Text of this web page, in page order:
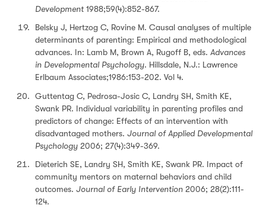
Development 1988;59(4):852-867.
Belsky J, Hertzog C, Rovine M. Causal analyses of multiple
determinants of parenting: Empirical and methodological
advances. In: Lamb M, Brown A, Rugoff B, eds. Advances
in Developmental Psychology. Hillsdale, N.J.: Lawrence
Erlbaum Associates;1986:153-202. Vol 4.
Guttentag C, Pedrosa-Josic C, Landry SH, Smith KE,
Swank PR. Individual variability in parenting profiles and
predictors of change: Effects of an intervention with
disadvantaged mothers. Journal of Applied Developmental
Psychology 2006; 27(4):349-369.
Dieterich SE, Landry SH, Smith KE, Swank PR. Impact of
community mentors on maternal behaviors and child
outcomes. Journal of Early Intervention 2006; 28(2):111-
124.